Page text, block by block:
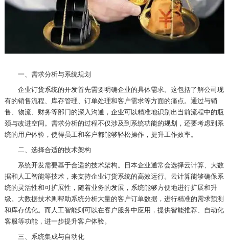
一、需求分析与系统规划
企业订货系统的开发首先需要明确企业的具体需求。这包括了解公司现
有的销售流程、库存管理、订单处理和客户需求等方面的痛点。通过与销
售、物流、财务等部门的深入沟通，企业可以精准地识别出当前流程中的瓶
颈与改进空间。需求分析的过程不仅涉及到系统功能的规划，还要考虑到系
统的用户体验，使得员工和客户都能够轻松操作，提升工作效率。
二、选择合适的技术架构
系统开发需要基于合适的技术架构。日本企业通常会选择云计算、大数
据和人工智能等技术，来支持企业订货系统的高效运行。云计算能够确保系
统的灵活性和可扩展性，随着业务的发展，系统能够方便地进行扩展和升
级。大数据技术则帮助系统分析大量的客户订单数据，进行精准的需求预测
和库存优化。而人工智能则可以在客户服务中应用，提供智能推荐、自动化
客服等功能，进一步提升客户体验。
三、系统集成与自动化